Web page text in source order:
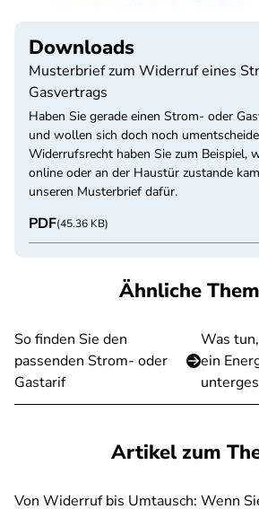
Downloads
Musterbrief zum Widerruf eines
Gasvertrags
Haben Sie gerade einen Strom- oder
und wollen sich doch noch
Widerrufsrecht haben Sie zum Beispiel,
online oder an der Haustür zustande
unseren Musterbrief dafür.
PDF(45.36 KB)
Ähnliche
So finden Sie den
passenden Strom- oder
Gastarif
Was
ein
Artikel zum
Von Widerruf bis Umtausch: Wenn